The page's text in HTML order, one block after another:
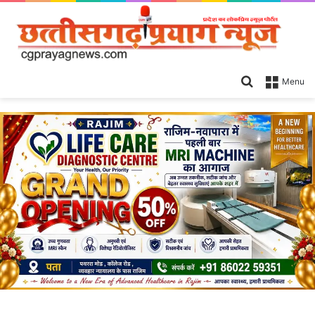
Menu
Search